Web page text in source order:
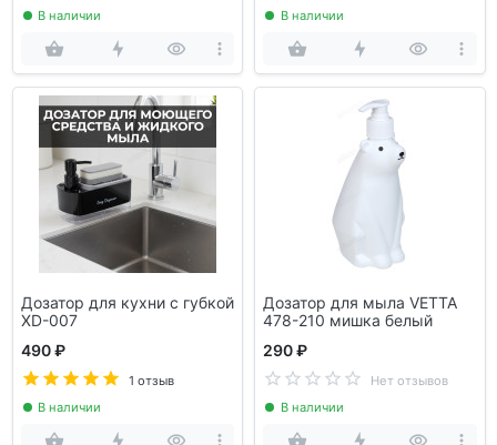
В наличии
В наличии
Дозатор для кухни с губкой
XD-007
490 ₽
1 отзыв
В наличии
Дозатор для мыла VETTA
478-210 мишка белый
290 ₽
Нет отзывов
В наличии